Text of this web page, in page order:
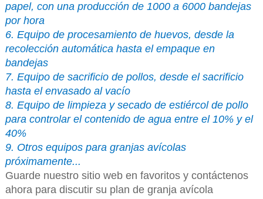
papel, con una producción de 1000 a 6000 bandejas
por hora
6. Equipo de procesamiento de huevos, desde la
recolección automática hasta el empaque en
bandejas
7. Equipo de sacrificio de pollos, desde el sacrificio
hasta el envasado al vacío
8. Equipo de limpieza y secado de estiércol de pollo
para controlar el contenido de agua entre el 10% y el
40%
9. Otros equipos para granjas avícolas
próximamente...
Guarde nuestro sitio web en favoritos y contáctenos
ahora para discutir su plan de granja avícola